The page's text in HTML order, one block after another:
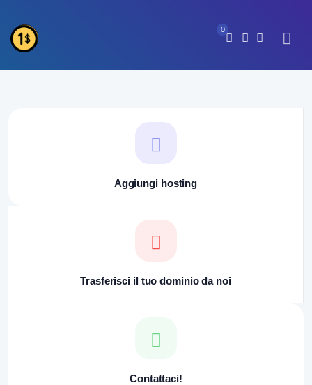
0
Aggiungi hosting
Trasferisci il tuo dominio da noi
Contattaci!